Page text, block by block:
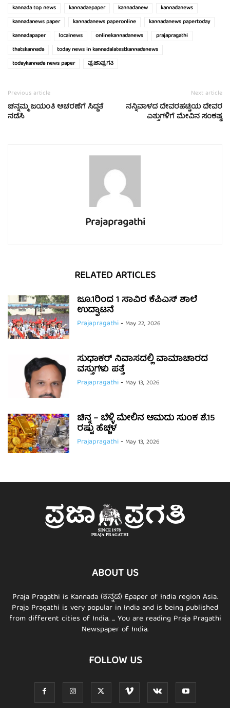
kannada top news
kannadaepaper kannadanew
kannadanews
kannadanews paper
kannadanews paperonline
kannadanews papertoday
kannadapaper
localnews onlinekannadanews
prajapragathi
thatskannada
today news in kannadalatestkannadanews
todaykannada news paper
ಪ್ರಜಾಪ್ರಗತಿ
Previous article
ಚನ್ನಮ್ಮ ಜಯಂತಿ ಆಚರಣೆಗೆ ಸಿದ್ಧತೆ
ನಡೆಸಿ
Next article
ನನ್ನಿವಾಳದ ದೇವರಹಟ್ಟಿಯ ದೇವರ
ಎತ್ತುಗಳಿಗೆ ಮೇವಿನ ಸಂಕಷ್ಟ
Prajapragathi
RELATED ARTICLES
ಜೂ.1ರಿಂದ 1 ಸಾವಿರ ಕೆಪಿಎಸ್ ಶಾಲೆ
ಉದ್ಘಾಟನೆ
Prajapragathi- May 22, 2026
ಸುಧಾಕರ್ ನಿವಾಸದಲ್ಲಿ ವಾಮಾಚಾರದ
ವಸ್ತುಗಳು ಪತ್ತೆ
Prajapragathi- May 13, 2026
ಚಿನ್ನ – ಬೆಳ್ಳಿ ಮೇಲಿನ ಆಮದು ಸುಂಕ ಶೆ.15
ರಷ್ಟು ಹೆಚ್ಚಳ
Prajapragathi- May 13, 2026
ABOUT US
Praja Pragathi is Kannada (ಕನ್ನಡ) Epaper of India region Asia.
Praja Pragathi is very popular in India and is being published
from different cities of India. ... You are reading Praja Pragathi
Newspaper of India.
FOLLOW US